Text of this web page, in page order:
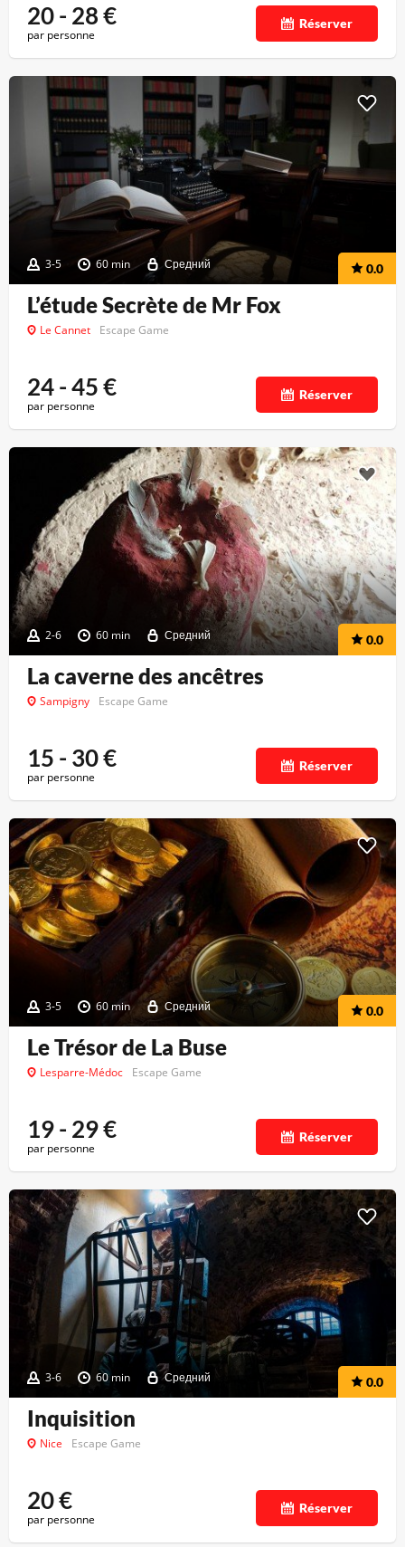
20 - 28€
par personne
Réserver
3-5 60 min Средний 0.0
L’étude Secrète de Mr Fox
Le Cannet Escape Game
24 - 45€
par personne
Réserver
2-6 60 min Средний 0.0
La caverne des ancêtres
Sampigny Escape Game
15 - 30€
par personne
Réserver
3-5 60 min Средний 0.0
Le Trésor de La Buse
Lesparre-Médoc Escape Game
19 - 29€
par personne
Réserver
3-6 60 min Средний 0.0
Inquisition
Nice Escape Game
20€
par personne
Réserver